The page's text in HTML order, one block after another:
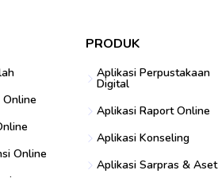
Read More
Online
Online
PRODUK
Aplikasi Perpustakaan
Digital
Aplikasi Raport Online
Aplikasi Konseling
Aplikasi Sarpras & Aset